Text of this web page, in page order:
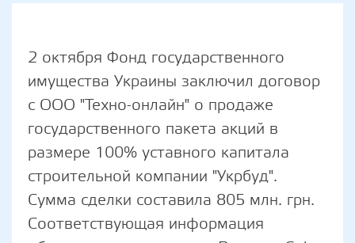
2 октября Фонд государственного
имущества Украины заключил договор
с ООО "Техно-онлайн" о продаже
государственного пакета акций в
размере 100% уставного капитала
строительной компании "Укрбуд".
Сумма сделки составила 805 млн. грн.
Соответствующая информация